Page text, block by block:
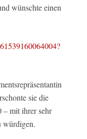
wünschte einen
sie die
– mit ihrer sehr
würdigen.